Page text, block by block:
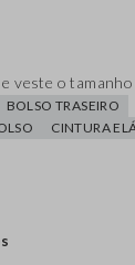
veste o tamanho
BOLSO TRASEIRO
CINTURA